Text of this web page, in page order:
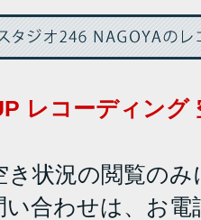
レコーディング
き状況の閲覧の
い合わせは、お